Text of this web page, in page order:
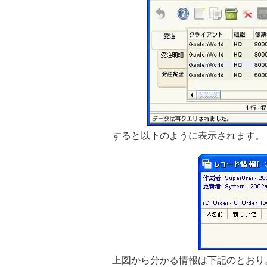
すると以下のように表示されます。
上図から分かる情報は下記のとおり